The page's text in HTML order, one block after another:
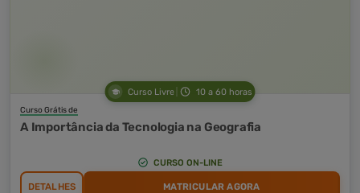
Curso Livre 10 a 60 horas
Curso Grátis de
A Importância da Tecnologia na Geografia
CURSO ON-LINE
DETALHES MATRICULAR AGORA